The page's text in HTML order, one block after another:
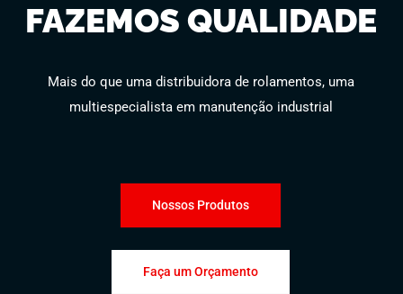
FAZEMOS QUALIDADE
Mais do que uma distribuidora de rolamentos, uma
multiespecialista em manutenção industrial
Nossos Produtos
Faça um Orçamento